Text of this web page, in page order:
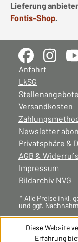
Lieferung
Fontis-Shop.
Anfahrt
LkSG
Stellenangebote
Versandkosten
Newsletter
Privatsphäre &
AGB &
Impressum
Bildarchiv NVG
* Alle Preise inkl.
und ggf.
Diese Website
Erfahrung